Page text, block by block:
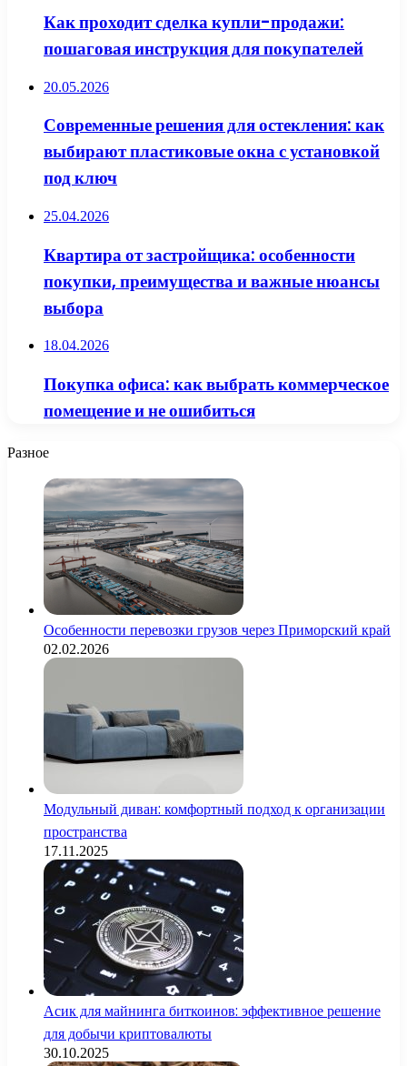
Как проходит сделка купли-продажи:
пошаговая инструкция для покупателей
20.05.2026
Современные решения для остекления: как
выбирают пластиковые окна с установкой
под ключ
25.04.2026
Квартира от застройщика: особенности
покупки, преимущества и важные нюансы
выбора
18.04.2026
Покупка офиса: как выбрать коммерческое
помещение и не ошибиться
Разное
Особенности перевозки грузов через Приморский край
02.02.2026
Модульный диван: комфортный подход к организации
пространства
17.11.2025
Асик для майнинга биткоинов: эффективное решение
для добычи криптовалюты
30.10.2025